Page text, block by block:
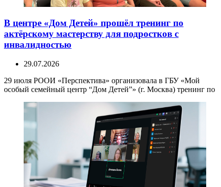
В центре «Дом Детей» прошёл тренинг по
актёрскому мастерству для подростков с
инвалидностью
29.07.2026
29 июля РООИ «Перспектива» организовала в ГБУ «Мой
особый семейный центр “Дом Детей”» (г. Москва) тренинг по